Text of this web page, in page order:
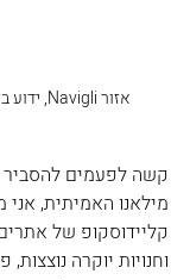
אזור Navigli, ידוע בזכות תעלות המים - צילום: Depositphotos
קשה לפעמים להסביר
מילאנו האמיתית, אני
קליידוסקופ של
וחנויות יוקרה